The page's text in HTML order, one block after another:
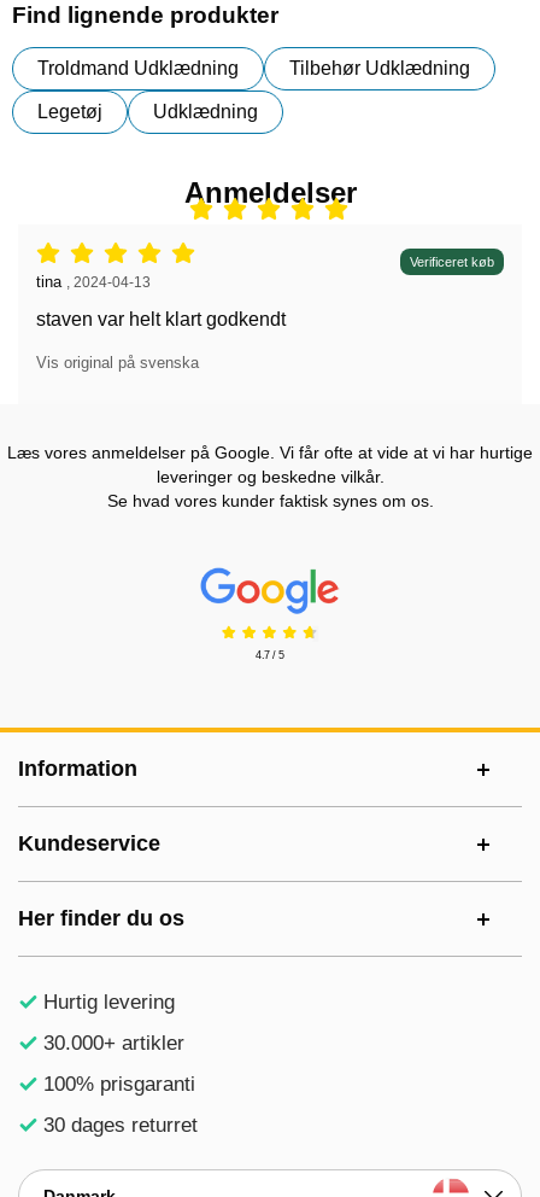
Find lignende produkter
Troldmand Udklædning Tilbehør Udklædning
Legetøj Udklædning
Anmeldelser
Anmeldelser: 5 stjerne af 5, Verificeret køb
Anmeldelser af:
tina 2024-04-13
staven var helt klart godkendt
Vis original på svenska
Læs vores anmeldelser på Google. Vi får ofte at vide at vi har hurtige
leveringer og beskedne vilkår.
Se hvad vores kunder faktisk synes om os.
Prisjakt Anmeldelser: 4.7 Stjerne
4.7 / 5
Information
Kundeservice
Her finder du os
Hurtig levering
30.000+ artikler
100% prisgaranti
30 dages returret